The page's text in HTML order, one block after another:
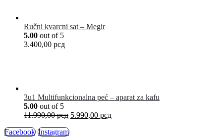
Ručni kvarcni sat – Megir
5.00 out of 5
3.400,00 рсд
3u1 Multifunkcionalna peć – aparat za kafu
5.00 out of 5
11.990,00рсд 5.990,00 рсд
Facebook Instagram